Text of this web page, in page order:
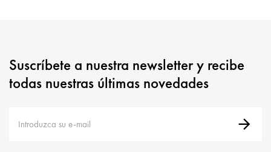
Suscríbete a nuestra newsletter y recibe
todas nuestras últimas novedades